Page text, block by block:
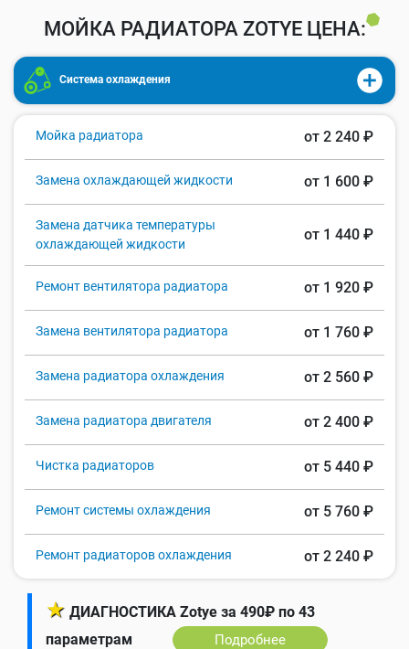
МОЙКА РАДИАТОРА ZOTYE ЦЕНА:
Система охлаждения
Мойка радиатора от 2 240 ₽
Замена охлаждающей жидкости от 1 600 ₽
Замена датчика температуры
охлаждающей жидкости
от 1 440 ₽
Ремонт вентилятора радиатора от 1 920 ₽
Замена вентилятора радиатора от 1 760 ₽
Замена радиатора охлаждения от 2 560 ₽
Замена радиатора двигателя от 2 400 ₽
Чистка радиаторов от 5 440 ₽
Ремонт системы охлаждения от 5 760 ₽
Ремонт радиаторов охлаждения от 2 240 ₽
★ ДИАГНОСТИКА Zotye за 490₽ по 43
параметрам
Подробнее